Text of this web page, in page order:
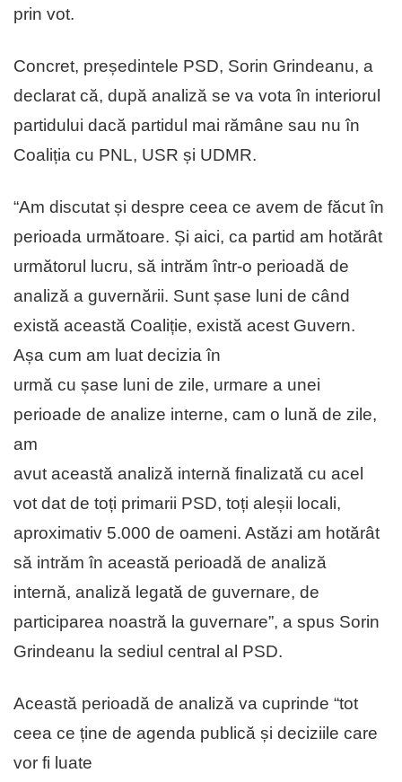
prin vot.
Concret, președintele PSD, Sorin Grindeanu, a
declarat că, după analiză se va vota în interiorul
partidului dacă partidul mai rămâne sau nu în
Coaliția cu PNL, USR și UDMR.
“Am discutat și despre ceea ce avem de făcut în
perioada următoare. Și aici, ca partid am hotărât
următorul lucru, să intrăm într-o perioadă de
analiză a guvernării. Sunt șase luni de când
există această Coaliție, există acest Guvern.
Așa cum am luat decizia în
urmă cu șase luni de zile, urmare a unei
perioade de analize interne, cam o lună de zile,
am
avut această analiză internă finalizată cu acel
vot dat de toți primarii PSD, toți aleșii locali,
aproximativ 5.000 de oameni. Astăzi am hotărât
să intrăm în această perioadă de analiză
internă, analiză legată de guvernare, de
participarea noastră la guvernare”, a spus Sorin
Grindeanu la sediul central al PSD.
Această perioadă de analiză va cuprinde “tot
ceea ce ține de agenda publică și deciziile care
vor fi luate